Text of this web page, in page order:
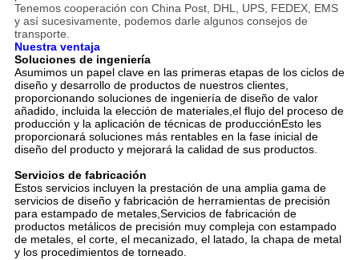
Tenemos cooperación con China Post, DHL, UPS, FEDEX, EMS
y así sucesivamente, podemos darle algunos consejos de
transporte.
Nuestra ventaja
Soluciones de ingeniería
Asumimos un papel clave en las primeras etapas de los ciclos de
diseño y desarrollo de productos de nuestros clientes,
proporcionando soluciones de ingeniería de diseño de valor
añadido, incluida la elección de materiales,el flujo del proceso de
producción y la aplicación de técnicas de producciónEsto les
proporcionará soluciones más rentables en la fase inicial de
diseño del producto y mejorará la calidad de sus productos.
Servicios de fabricación
Estos servicios incluyen la prestación de una amplia gama de
servicios de diseño y fabricación de herramientas de precisión
para estampado de metales,Servicios de fabricación de
productos metálicos de precisión muy compleja con estampado
de metales, el corte, el mecanizado, el latado, la chapa de metal
y los procedimientos de torneado.